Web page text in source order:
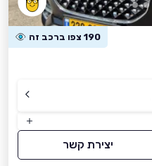
190 צפו ברכב זה
יצירת קשר